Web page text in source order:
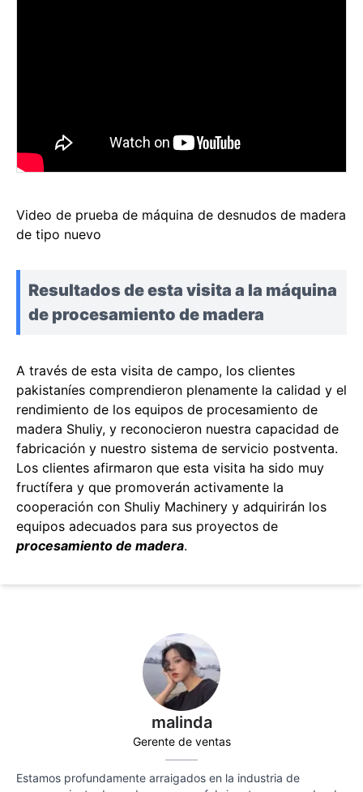
malinda
Gerente de ventas
Estamos profundamente arraigados en la industria de
Video de prueba de máquina de desnudos de madera
de tipo nuevo
Resultados de esta visita a la máquina
de procesamiento de madera
A través de esta visita de campo, los clientes
pakistaníes comprendieron plenamente la calidad y el
rendimiento de los equipos de procesamiento de
madera Shuliy, y reconocieron nuestra capacidad de
fabricación y nuestro sistema de servicio postventa.
Los clientes afirmaron que esta visita ha sido muy
fructífera y que promoverán activamente la
cooperación con Shuliy Machinery y adquirirán los
equipos adecuados para sus proyectos de
procesamiento de madera.